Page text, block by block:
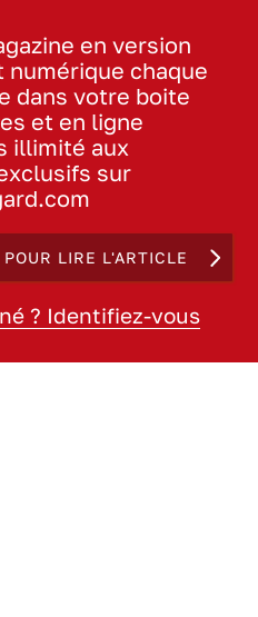
en version
numérique chaque
dans votre boite
et en ligne
illimité aux
sur
LIRE L'ARTICLE
? Identifiez-vous